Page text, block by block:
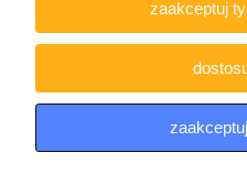
Copyright © 2021 iDino.pl.
zaakceptuj